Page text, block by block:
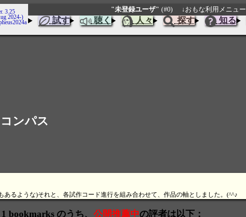
3.25
2024-)
"未登録ユーザ" (#0) ↓おもな利用メニュー
試す 聴く 人々 探す 知る
ンパス
るような)それと、各試作コード進行を組み合わせて、作品の軸としました。(^^♪
bookmarks のうち、 公開推薦中の評者は以下：